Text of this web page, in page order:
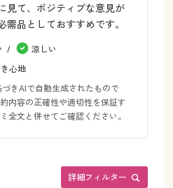
見て、ポジティブな意見が
品としておすすめです。
涼しい
心地
きAIで自動生成されたもので
内容の正確性や適切性を保証す
全文と併せてご確認ください。
詳細フィルター